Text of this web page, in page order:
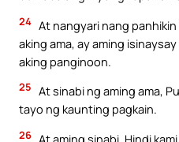
24 At nangyari nang
aking ama, ay aming
aking panginoon.
25 At sinabi ng aming ama,
tayo ng kaunting pagkain.
26